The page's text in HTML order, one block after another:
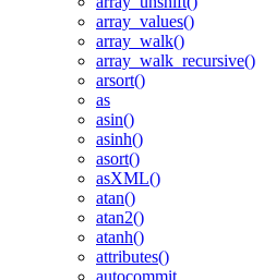
array_values()
array_walk()
array_walk_recursive()
arsort()
as
asin()
asinh()
asort()
asXML()
atan()
atan2()
atanh()
attributes()
autocommit